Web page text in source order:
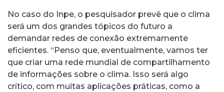
No caso do Inpe, o pesquisador prevê que o clima
será um dos grandes tópicos do futuro a
demandar redes de conexão extremamente
eficientes. “Penso que, eventualmente, vamos ter
que criar uma rede mundial de compartilhamento
de informações sobre o clima. Isso será algo
crítico, com muitas aplicações práticas, como a